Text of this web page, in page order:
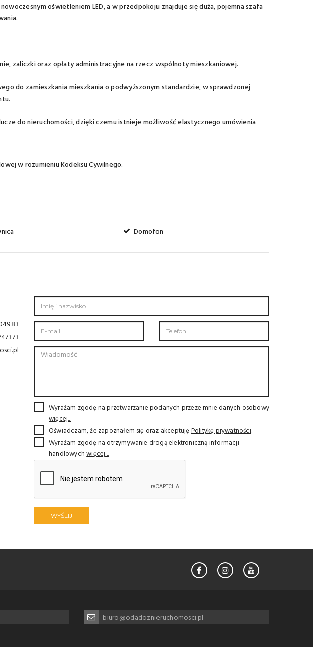
oświetleniem LED, a w przedpokoju znajduje się duża, pojemna szafa
zaliczki oraz opłaty administracyjne na rzecz wspólnoty mieszkaniowej.
do zamieszkania mieszkania o podwyższonym standardzie, w sprawdzonej
do nieruchomości, dzięki czemu istnieje możliwość elastycznego umówienia
w rozumieniu Kodeksu Cywilnego.
Domofon
Wyrażam zgodę na przetwarzanie podanych przeze mnie danych osobowy
więcej...
Oświadczam, że zapoznałem się oraz akceptujęPolitykę prywatności.
Wyrażam zgodę na otrzymywanie drogą elektroniczną informacji
handlowychwięcej...
WYŚLIJ
biuro@odadoznieruchomosci.pl